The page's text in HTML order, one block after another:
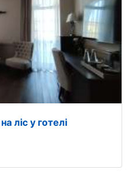
ліс у готелі